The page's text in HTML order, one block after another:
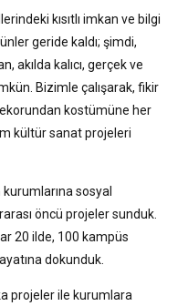
kısıtlı imkan ve bilgi
geride kaldı; şimdi,
akılda kalıcı, gerçek ve
Bizimle çalışarak, fikir
kostümüne her
kültür sanat projeleri
sosyal
öncü projeler sunduk.
20 ilde, 100 kampüs
dokunduk.
projeler ile kurumlara